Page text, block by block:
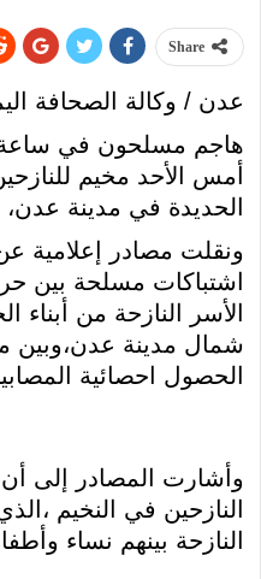
Share
عدن / وكالة الصحافة
هاجم مسلحون في
أمس الأحد مخيم
الحديدة في مدينة
ونقلت مصادر إعلامية
اشتباكات مسلحة بين
الأسر النازحة من
شمال مدينة عدن،وبين
الحصول احصائية
وأشارت المصادر إلى
النازحين في النخيم
النازحة بينهم نساء